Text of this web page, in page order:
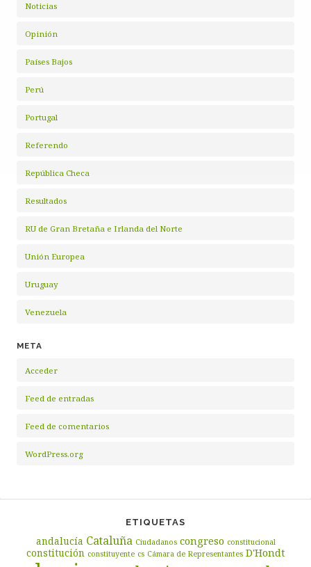
Noticias
Opinión
Países Bajos
Perú
Portugal
Referendo
República Checa
Resultados
RU de Gran Bretaña e Irlanda del Norte
Unión Europea
Uruguay
Venezuela
META
Acceder
Feed de entradas
Feed de comentarios
WordPress.org
ETIQUETAS
andalucía Cataluña Ciudadanos congreso constitucional
constitución constituyente cs Cámara de Representantes D'Hondt